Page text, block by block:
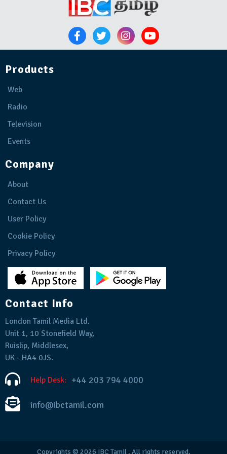
Products
Web
Radio
Television
Events
Company
About
Contact Us
User Policy
Cookie Policy
Privacy Policy
Contact Info
London Tamil Media Ltd.
Unit 1, 10 Stonefield Way,
Ruislip, Middlesex,
UK - HA4 0JS.
Help Desk: +44 203 794 4000
info@ibctamil.com
Copyrights © 2026 IBC Tamil. All rights reserved.